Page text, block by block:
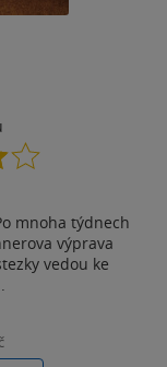
mnoha týdnech
výprava
vedou ke